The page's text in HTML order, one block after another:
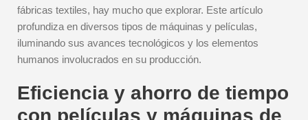
fábricas textiles, hay mucho que explorar. Este artículo
profundiza en diversos tipos de máquinas y películas,
iluminando sus avances tecnológicos y los elementos
humanos involucrados en su producción.
Eficiencia y ahorro de tiempo
con películas y máquinas de